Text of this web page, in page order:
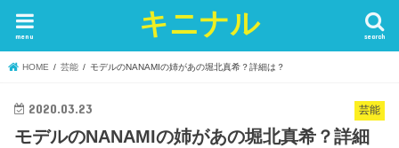
キニナル search
menu
HOME 芸能 モデルのNANAMIの姉があの堀北真希？詳細は？
芸能
2020.03.23
モデルのNANAMIの姉があの堀北真希？詳細